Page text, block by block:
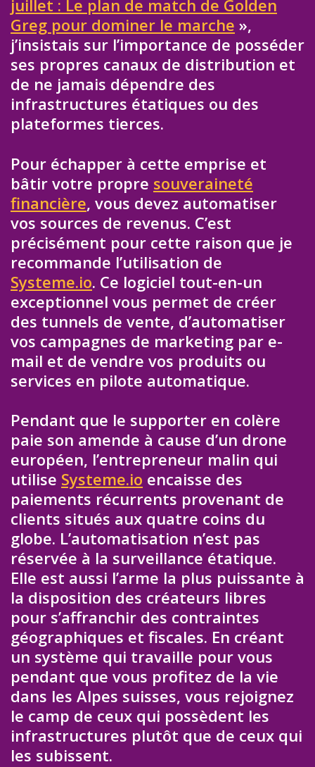
juillet : Le plan de match de Golden
Greg pour dominer le marche »,
j’insistais sur l’importance de posséder
ses propres canaux de distribution et
de ne jamais dépendre des
infrastructures étatiques ou des
plateformes tierces.
Pour échapper à cette emprise et
bâtir votre propre souveraineté
financière, vous devez automatiser
vos sources de revenus. C’est
précisément pour cette raison que je
recommande l’utilisation de
Systeme.io. Ce logiciel tout-en-un
exceptionnel vous permet de créer
des tunnels de vente, d’automatiser
vos campagnes de marketing par e-
mail et de vendre vos produits ou
services en pilote automatique.
Pendant que le supporter en colère
paie son amende à cause d’un drone
européen, l’entrepreneur malin qui
utilise Systeme.io encaisse des
paiements récurrents provenant de
clients situés aux quatre coins du
globe. L’automatisation n’est pas
réservée à la surveillance étatique.
Elle est aussi l’arme la plus puissante à
la disposition des créateurs libres
pour s’affranchir des contraintes
géographiques et fiscales. En créant
un système qui travaille pour vous
pendant que vous profitez de la vie
dans les Alpes suisses, vous rejoignez
le camp de ceux qui possèdent les
infrastructures plutôt que de ceux qui
les subissent.